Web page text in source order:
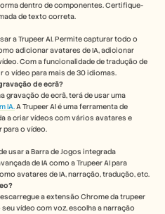
dentro de componentes. Certifique-
de texto correta.
a Trupeer AI. Permite capturar todo o
adicionar avatares de IA, adicionar
Com a funcionalidade de tradução de
o vídeo para mais de 30 idiomas.
de ecrã?
IA. A Trupeer AI é uma ferramenta de
a criar vídeos com vários avatares e
para o vídeo.
usar a Barra de Jogos integrada
de IA como a Trupeer AI para
avatares de IA, narração, tradução, etc.
a extensão Chrome da trupeer
vídeo com voz, escolha a narração